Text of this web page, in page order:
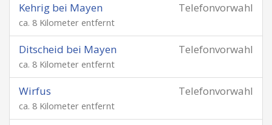
Telefonvorwahl
Kehrig bei Mayen
ca. 8 Kilometer entfernt
Telefonvorwahl
Ditscheid bei Mayen
ca. 8 Kilometer entfernt
Telefonvorwahl
Wirfus
ca. 8 Kilometer entfernt